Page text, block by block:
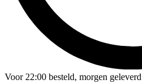
Voor22:00 besteld, morgen geleverd